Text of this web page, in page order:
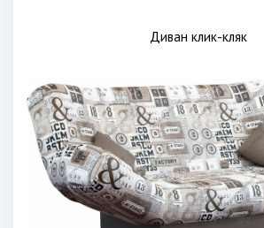
Диван клик-кляк